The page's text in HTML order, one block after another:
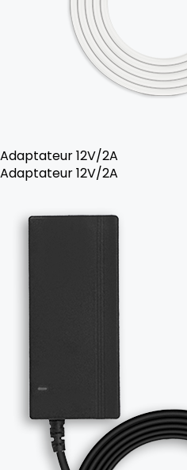
Adaptateur 12V/2A
Adaptateur 12V/2A